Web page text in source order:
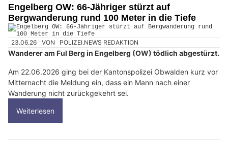
Engelberg OW: 66-Jähriger stürzt auf
Bergwanderung rund 100 Meter in die Tiefe
23.06.26 VON POLIZEI.NEWS REDAKTION
Wanderer am Ful Berg in Engelberg (OW) tödlich abgestürzt.
Am 22.06.2026 ging bei der Kantonspolizei Obwalden kurz vor
Mitternacht die Meldung ein, dass ein Mann nach einer
Wanderung nicht zurückgekehrt sei.
Weiterlesen